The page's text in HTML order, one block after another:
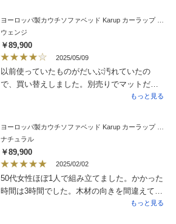
点々とついたものが飛び出してきて、組み立
てしてくれた方も商品が汚れているので、と
言ってティッシュペーパーで、部品を拭いて
くれていました。部品も全て組み立てが必要
な状態になっていて、組み立てをお願いした
のは、大正解だったと思いました。商品自体
は、木製で軽めであり、両端の木製部分を少
す。座っても寝ても使えるのは、とても便利
で使いやすいと思います。クッションのベッ
ドマットも、違和感なく見れるなかなか良く
考えられた形状だと思います。総体的に見る
と、価格がもう少し安ければよかったなとは
思いますが、アイデアの詰まった商品でもあ
り、購入してよかったと思います。おすすめ
ウェンジ
￥89,900
2025/05/09
以前使っていたものがだいぶ汚れていたの
で、買い替えしました。別売りでマットだけ
を売っていれば、そのほうが良かったのです
もっと見る
ナチュラル
￥89,900
2025/02/02
50代女性ほぼ1人で組み立てました。かかった
時間は3時間でした。木材の向きを間違えて組
み立てたりしてやり直しが何回かありまし
もっと見る